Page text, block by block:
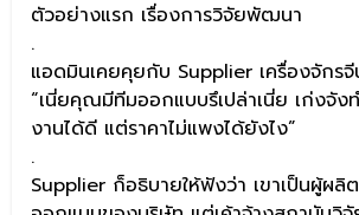
ตัวอย่างแรก เรื่องการวิจัยพัฒนา
.
แอดมินเคยคุยกับ Supplier เครื่องจักรจี
“เนี่ยคุณมีทีมออกแบบรึเปล่าเนี่ย เก่งจัง
งานได้ดี แต่ราคาไม่แพงได้ยังไง”
.
Supplier ก็อธิบายให้ฟังว่า เขาเป็นผู้ผลิ